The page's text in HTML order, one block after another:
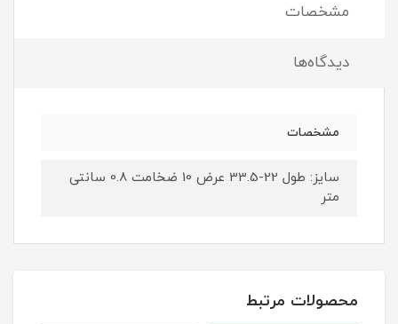
مشخصات
دیدگاه‌ها
مشخصات
سایز: طول 22-33.5 عرض 10 ضخامت 0.8 سانتی
متر
محصولات مرتبط